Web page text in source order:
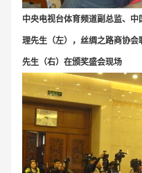
中央电视台体育频道副总监、
理先生（左），丝绸之路商协
先生（右）在颁奖盛会现场